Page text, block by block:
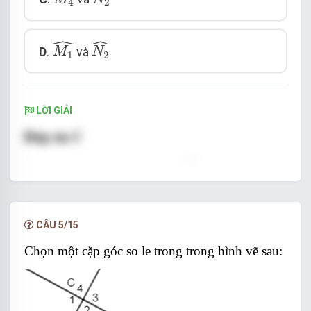
D. ˆ
M1
M1
và ˆ
N2
N2
LỜI GIẢI
CÂU 5/15
Chọn một cặp góc so le trong trong hình vẽ sau: